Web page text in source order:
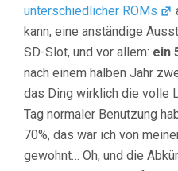
unterschiedlicher ROMs
kann, eine anständige
SD-Slot, und vor allem: ein
nach einem halben Jahr
das Ding wirklich die volle
Tag normaler Benutzung
70%, das war ich von
gewohnt… Oh, und die